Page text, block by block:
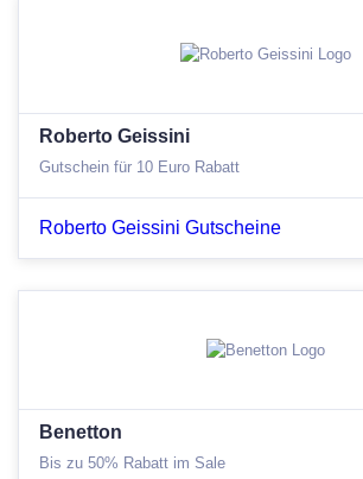
Roberto Geissini
Gutschein für 10 Euro Rabatt
Roberto Geissini Gutscheine
Benetton
Bis zu 50% Rabatt im Sale